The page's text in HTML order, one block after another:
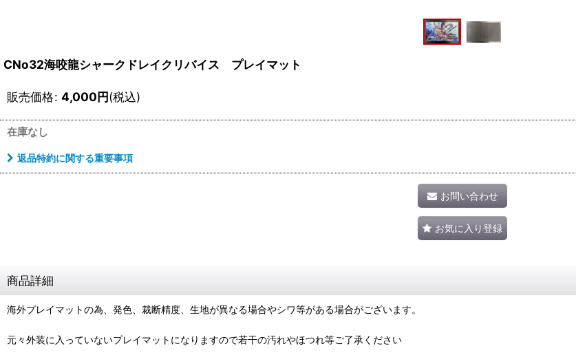
CNo32海咬龍シャークドレイクリバイス プレイマット
販売価格: 4,000円(税込)
在庫なし
返品特約に関する重要事項
お問い合わせ
お気に入り登録
商品詳細
海外プレイマットの為、発色、裁断精度、生地が異なる場合やシワ等がある場合がございます。
元々外装に入っていないプレイマットになりますので若干の汚れやほつれ等ご了承ください